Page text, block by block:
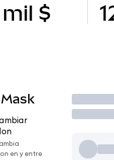
$
en y entre